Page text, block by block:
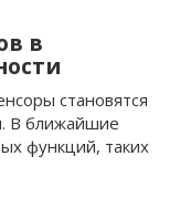
в
становятся
В ближайшие
функций, таких